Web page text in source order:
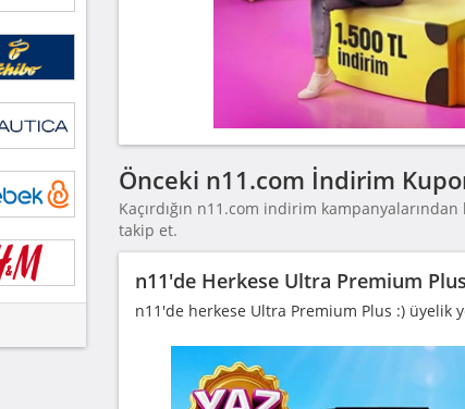
Önceki n11.com İndirim
Kaçırdığın n11.com indirim
takip et.
n11'de Herkese Ultra Premium
n11'de herkese Ultra Premium Plus :) üyelik